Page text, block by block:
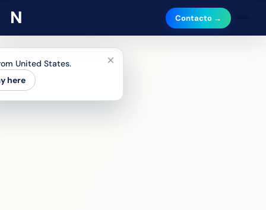
Contacto →
United States.
here
×